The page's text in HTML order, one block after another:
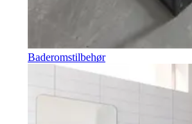
Baderomstilbehør